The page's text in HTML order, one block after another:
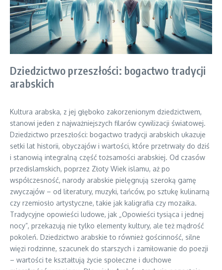
Dziedzictwo przeszłości: bogactwo tradycji
arabskich
Kultura arabska, z jej głęboko zakorzenionym dziedzictwem,
stanowi jeden z najważniejszych filarów cywilizacji światowej.
Dziedzictwo przeszłości: bogactwo tradycji arabskich ukazuje
setki lat historii, obyczajów i wartości, które przetrwały do dziś
i stanowią integralną część tożsamości arabskiej. Od czasów
przedislamskich, poprzez Złoty Wiek islamu, aż po
współczesność, narody arabskie pielęgnują szeroką gamę
zwyczajów – od literatury, muzyki, tańców, po sztukę kulinarną
czy rzemiosło artystyczne, takie jak kaligrafia czy mozaika.
Tradycyjne opowieści ludowe, jak „Opowieści tysiąca i jednej
nocy”, przekazują nie tylko elementy kultury, ale też mądrość
pokoleń. Dziedzictwo arabskie to również gościnność, silne
więzi rodzinne, szacunek do starszych i zamiłowanie do poezji
– wartości te kształtują życie społeczne i duchowe